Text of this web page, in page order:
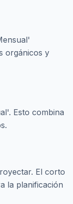
orgánicos y
Esto combina
El corto
la planificación